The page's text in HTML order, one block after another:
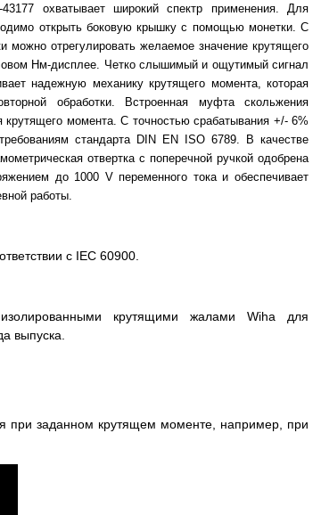
-43177 охватывает широкий спектр применения. Для
открыть боковую крышку с помощью монетки. С
можно отрегулировать желаемое значение крутящего
Нм-дисплее. Четко слышимый и ощутимый сигнал
надежную механику крутящего момента, которая
обработки. Встроенная муфта скольжения
момента. С точностью срабатывания +/- 6%
стандарта DIN EN ISO 6789. В качестве
отвертка с поперечной ручкой одобрена
до 1000 Vпеременного тока и обеспечивает
работы.
с IEC 60900.
крутящими жалами Wiha для
выпуска.
при заданном крутящем моменте, например, при